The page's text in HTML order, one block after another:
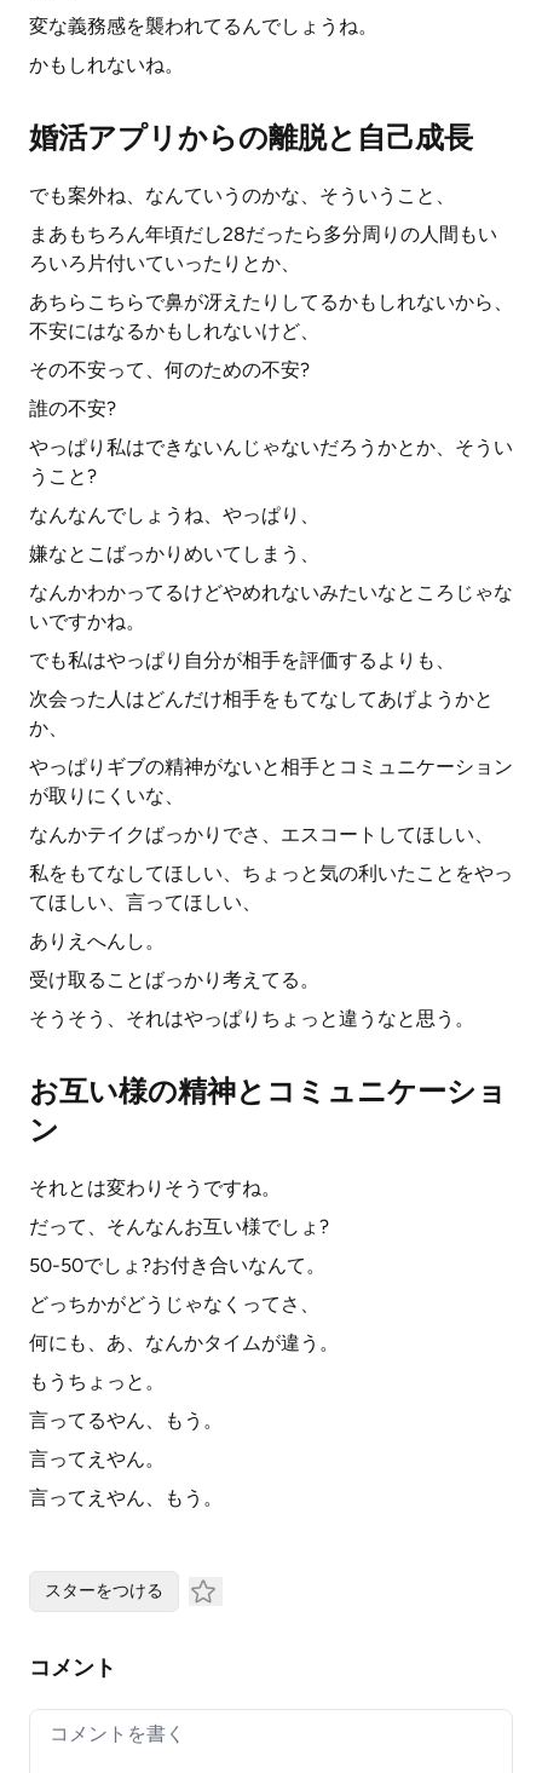
変な義務感を襲われてるんでしょうね。
かもしれないね。
婚活アプリからの離脱と自己成長
でも案外ね、なんていうのかな、そういうこと、
まあもちろん年頃だし28だったら多分周りの人間もい
ろいろ片付いていったりとか、
あちらこちらで鼻が冴えたりしてるかもしれないから、
不安にはなるかもしれないけど、
その不安って、何のための不安?
誰の不安?
やっぱり私はできないんじゃないだろうかとか、そうい
うこと?
なんなんでしょうね、やっぱり、
嫌なとこばっかりめいてしまう、
なんかわかってるけどやめれないみたいなところじゃな
いですかね。
でも私はやっぱり自分が相手を評価するよりも、
次会った人はどんだけ相手をもてなしてあげようかと
か、
やっぱりギブの精神がないと相手とコミュニケーション
が取りにくいな、
なんかテイクばっかりでさ、エスコートしてほしい、
私をもてなしてほしい、ちょっと気の利いたことをやっ
てほしい、言ってほしい、
ありえへんし。
受け取ることばっかり考えてる。
そうそう、それはやっぱりちょっと違うなと思う。
お互い様の精神とコミュニケーショ
ン
それとは変わりそうですね。
だって、そんなんお互い様でしょ?
50-50でしょ?お付き合いなんて。
どっちかがどうじゃなくってさ、
何にも、あ、なんかタイムが違う。
もうちょっと。
言ってるやん、もう。
言ってえやん。
言ってえやん、もう。
スターをつける
コメント
Your comment